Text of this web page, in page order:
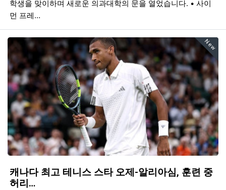
학생을 맞이하며 새로운 의과대학의 문을 열었습니다. • 사이
먼 프레…
New
캐나다 최고 테니스 스타 오제-알리아심, 훈련 중
허리…